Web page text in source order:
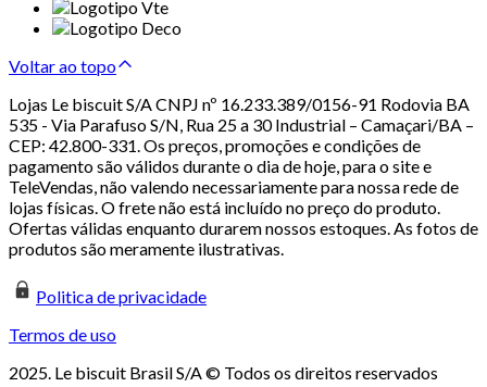
Voltar ao topo
Lojas Le biscuit S/A CNPJ nº 16.233.389/0156-91 Rodovia BA
535 - Via Parafuso S/N, Rua 25 a 30 Industrial – Camaçari/BA –
CEP: 42.800-331. Os preços, promoções e condições de
pagamento são válidos durante o dia de hoje, para o site e
TeleVendas, não valendo necessariamente para nossa rede de
lojas físicas. O frete não está incluído no preço do produto.
Ofertas válidas enquanto durarem nossos estoques. As fotos de
produtos são meramente ilustrativas.
Politica de privacidade
Termos de uso
2025. Le biscuit Brasil S/A © Todos os direitos reservados